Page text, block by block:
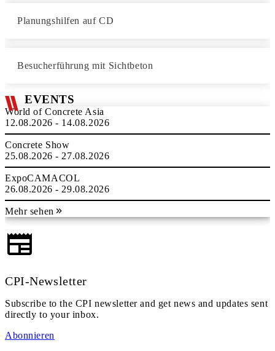
Planungshilfen auf CD
Besucherführung mit Sichtbeton
EVENTS
World of Concrete Asia
12.08.2026 - 14.08.2026
Concrete Show
25.08.2026 - 27.08.2026
ExpoCAMACOL
26.08.2026 - 29.08.2026
Mehr sehen
CPI-Newsletter
Subscribe to the CPI newsletter and get news and updates sent
directly to your inbox.
Abonnieren